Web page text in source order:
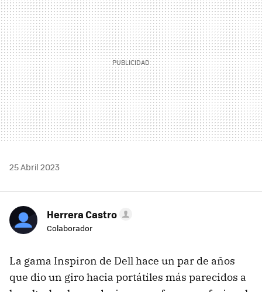
25 Abril 2023
Herrera Castro
Colaborador
La gama Inspiron de Dell hace un par de años
que dio un giro hacia portátiles más parecidos a